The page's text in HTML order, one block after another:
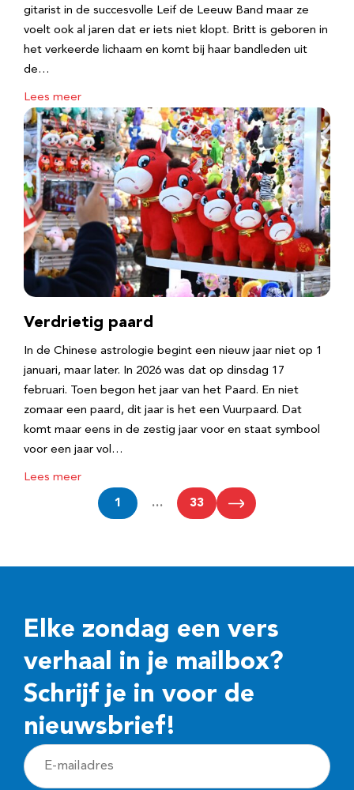
gitarist in de succesvolle Leif de Leeuw Band maar ze
voelt ook al jaren dat er iets niet klopt. Britt is geboren in
het verkeerde lichaam en komt bij haar bandleden uit
de…
Lees meer
Verdrietig paard
In de Chinese astrologie begint een nieuw jaar niet op 1
januari, maar later. In 2026 was dat op dinsdag 17
februari. Toen begon het jaar van het Paard. En niet
zomaar een paard, dit jaar is het een Vuurpaard. Dat
komt maar eens in de zestig jaar voor en staat symbool
voor een jaar vol…
Lees meer
1 … 33
Elke zondag een vers
verhaal in je mailbox?
Schrijf je in voor de
nieuwsbrief!
E
-